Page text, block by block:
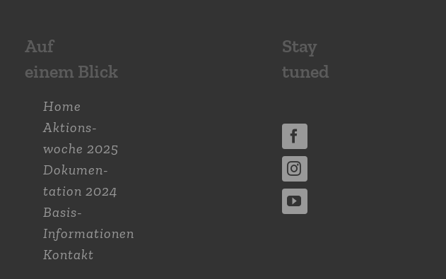
Auf
einem Blick
Home
Aktions­
woche 2025
Dokumen­
tation 2024
Basis-
Informationen
Kontakt
Stay
tuned